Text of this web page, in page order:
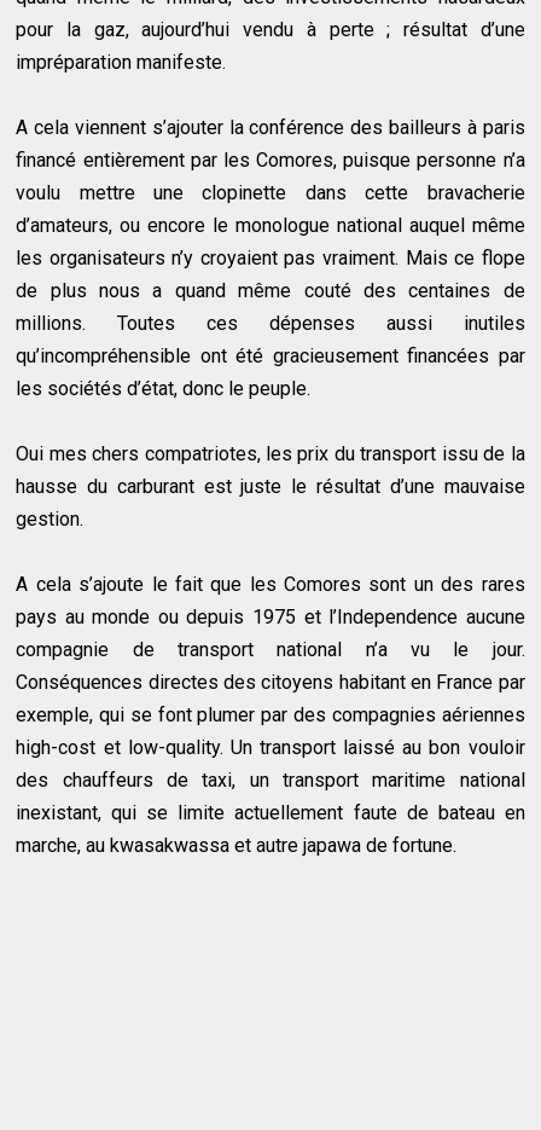
pour la gaz, aujourd’hui vendu à perte ; résultat d’une
impréparation manifeste.
A cela viennent s’ajouter la conférence des bailleurs à paris
financé entièrement par les Comores, puisque personne n’a
voulu mettre une clopinette dans cette bravacherie
d’amateurs, ou encore le monologue national auquel même
les organisateurs n’y croyaient pas vraiment. Mais ce flope
de plus nous a quand même couté des centaines de
millions. Toutes ces dépenses aussi inutiles
qu’incompréhensible ont été gracieusement financées par
les sociétés d’état, donc le peuple.
Oui mes chers compatriotes, les prix du transport issu de la
hausse du carburant est juste le résultat d’une mauvaise
gestion.
A cela s’ajoute le fait que les Comores sont un des rares
pays au monde ou depuis 1975 et l’Independence aucune
compagnie de transport national n’a vu le jour.
Conséquences directes des citoyens habitant en France par
exemple, qui se font plumer par des compagnies aériennes
high-cost et low-quality. Un transport laissé au bon vouloir
des chauffeurs de taxi, un transport maritime national
inexistant, qui se limite actuellement faute de bateau en
marche, au kwasakwassa et autre japawa de fortune.